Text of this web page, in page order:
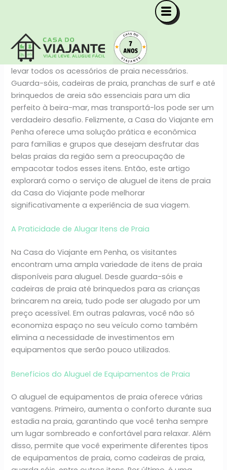
conteúdo
Planejar uma viagem à praia pode ser tão excitante
quanto cansativo, especialmente quando se trata de
levar todos os acessórios de praia necessários.
Guarda-sóis, cadeiras de praia, pranchas de surf e até
brinquedos de areia são essenciais para um dia
perfeito à beira-mar, mas transportá-los pode ser um
verdadeiro desafio. Felizmente, a Casa do Viajante em
Penha oferece uma solução prática e econômica
para famílias e grupos que desejam desfrutar das
belas praias da região sem a preocupação de
empacotar todos esses itens. Então, este artigo
explorará como o serviço de aluguel de itens de praia
da Casa do Viajante pode melhorar
significativamente a experiência de sua viagem.
A Praticidade de Alugar Itens de Praia
Na Casa do Viajante em Penha, os visitantes
encontram uma ampla variedade de itens de praia
disponíveis para aluguel. Desde guarda-sóis e
cadeiras de praia até brinquedos para as crianças
brincarem na areia, tudo pode ser alugado por um
preço acessível. Em outras palavras, você não só
economiza espaço no seu veículo como também
elimina a necessidade de investimentos em
equipamentos que serão pouco utilizados.
Benefícios do Aluguel de Equipamentos de Praia
O aluguel de equipamentos de praia oferece várias
vantagens. Primeiro, aumenta o conforto durante sua
estadia na praia, garantindo que você tenha sempre
um lugar sombreado e confortável para relaxar. Além
disso, permite que você experimente diferentes tipos
de equipamentos de praia, como cadeiras de praia,